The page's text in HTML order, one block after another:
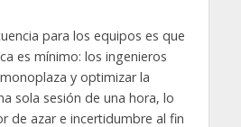
para los equipos es que
es mínimo: los ingenieros
y optimizar la
sola sesión de una hora, lo
de azar e incertidumbre al fin